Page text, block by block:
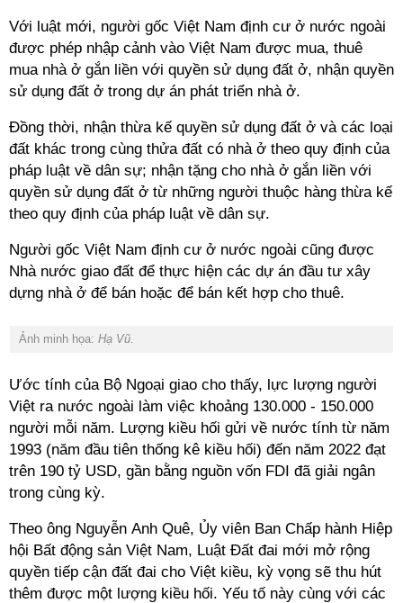
Với luật mới, người gốc Việt Nam định cư ở nước ngoài
được phép nhập cảnh vào Việt Nam được mua, thuê
mua nhà ở gắn liền với quyền sử dụng đất ở, nhận quyền
sử dụng đất ở trong dự án phát triển nhà ở.
Đồng thời, nhận thừa kế quyền sử dụng đất ở và các loại
đất khác trong cùng thửa đất có nhà ở theo quy định của
pháp luật về dân sự; nhận tặng cho nhà ở gắn liền với
quyền sử dụng đất ở từ những người thuộc hàng thừa kế
theo quy định của pháp luật về dân sự.
Người gốc Việt Nam định cư ở nước ngoài cũng được
Nhà nước giao đất để thực hiện các dự án đầu tư xây
dựng nhà ở để bán hoặc để bán kết hợp cho thuê.
Ảnh minh họa: Hạ Vũ.
Ước tính của Bộ Ngoại giao cho thấy, lực lượng người
Việt ra nước ngoài làm việc khoảng 130.000 - 150.000
người mỗi năm. Lượng kiều hối gửi về nước tính từ năm
1993 (năm đầu tiên thống kê kiều hối) đến năm 2022 đạt
trên 190 tỷ USD, gần bằng nguồn vốn FDI đã giải ngân
trong cùng kỳ.
Theo ông Nguyễn Anh Quê, Ủy viên Ban Chấp hành Hiệp
hội Bất động sản Việt Nam, Luật Đất đai mới mở rộng
quyền tiếp cận đất đai cho Việt kiều, kỳ vọng sẽ thu hút
thêm được một lượng kiều hối. Yếu tố này cùng với các